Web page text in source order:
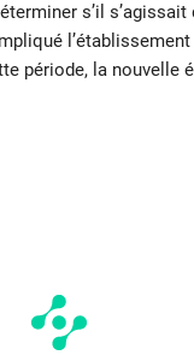
s’il s’agissait
période, la nouvelle